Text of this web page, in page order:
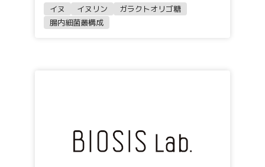
イヌ イヌリン
ガラクトオリゴ糖
腸内細菌叢構成